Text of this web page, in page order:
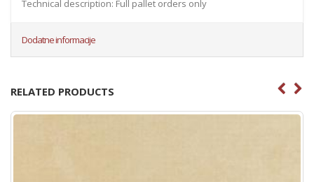
Technical description: Full pallet orders only
Dodatne informacije
RELATED PRODUCTS